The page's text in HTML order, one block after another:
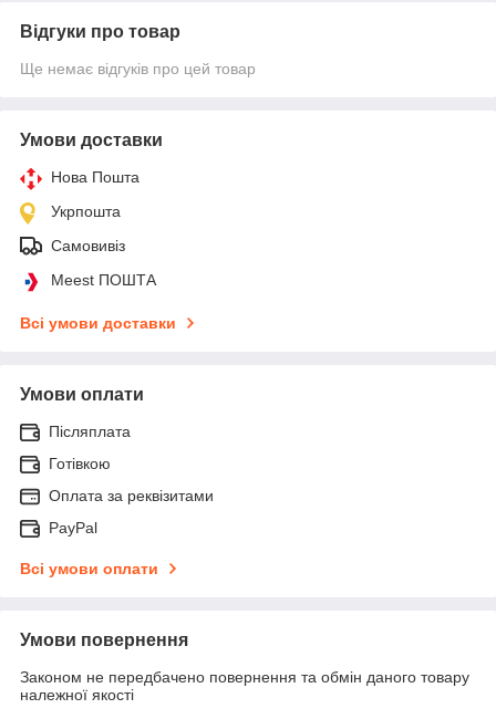
Відгуки про товар
Ще немає відгуків про цей товар
Умови доставки
Нова Пошта
Укрпошта
Самовивіз
Meest ПОШТА
Всі умови доставки
Умови оплати
Післяплата
Готівкою
Оплата за реквізитами
PayPal
Всі умови оплати
Умови повернення
Законом не передбачено повернення та обмін даного товару
належної якості